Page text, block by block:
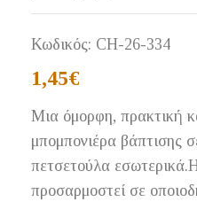
Κωδικός: CH-26-334
1,45€
Μια όμορφη, πρακτική
μπομπονιέρα βάπτισης
πετσετούλα
προσαρμοστεί σε